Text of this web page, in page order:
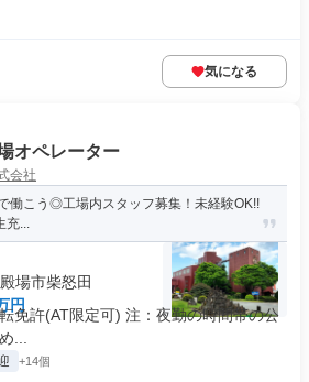
気になる
オペレーター
会社
働こう◎工場内スタッフ募集！未経験OK!!
充...
場市柴怒田
円
免許(AT限定可) 注：夜勤の時間帯の公
...
+14個